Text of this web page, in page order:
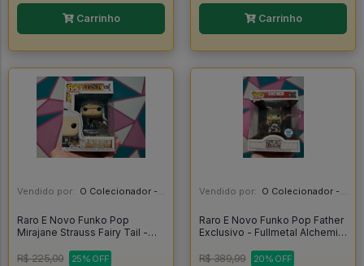
Carrinho Carrinho
Vendido por: O Colecionador - SP
Raro E Novo Funko Pop
Mirajane Strauss Fairy Tail -
R$ 225,00
25% OFF
Vendido por: O Colecionador - SP
Raro E Novo Funko Pop Father
Exclusivo - Fullmetal Alchemist
R$ 389,99
20% OFF